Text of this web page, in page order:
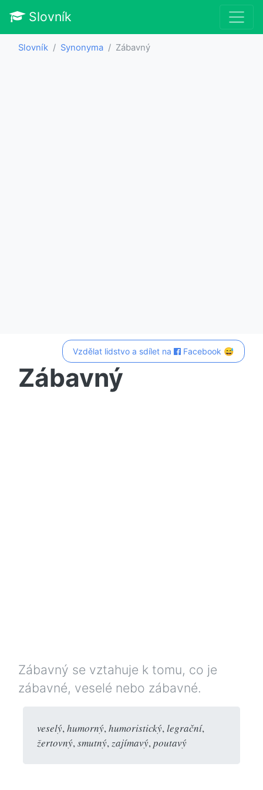
Slovník
Slovník Synonyma Zábavný
Vzdělat lidstvo a sdílet na Facebook 😅
Zábavný
Zábavný se vztahuje k tomu, co je
zábavné, veselé nebo zábavné.
veselý,humorný,humoristický,legrační,
žertovný,smutný,zajímavý,poutavý